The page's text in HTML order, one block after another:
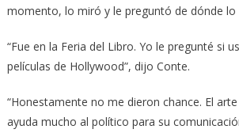
momento, lo miró y le preguntó de dónde lo
“Fue en la Feria del Libro. Yo le pregunté si
películas de Hollywood”, dijo Conte.
“Honestamente no me dieron chance. El
ayuda mucho al político para su